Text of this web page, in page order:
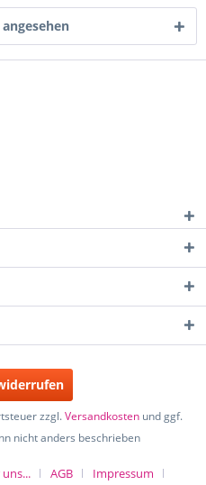
zzgl.Versandkosten und ggf.
nicht anders beschrieben
AGB Impressum